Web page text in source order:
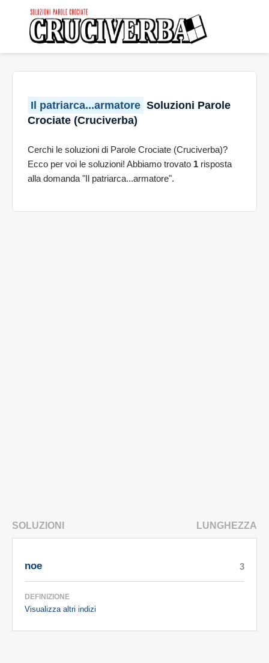
Il patriarca...armatore Soluzioni Parole
Crociate (Cruciverba)
Cerchi le soluzioni di Parole Crociate (Cruciverba)?
Ecco per voi le soluzioni! Abbiamo trovato 1 risposta
alla domanda "Il patriarca...armatore".
SOLUZIONI LUNGHEZZA
noe
DEFINIZIONE
Visualizza altri indizi
3